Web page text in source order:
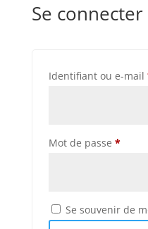
Se connecter
Identifiant ou e-mail
Mot de passe *
Se souvenir de